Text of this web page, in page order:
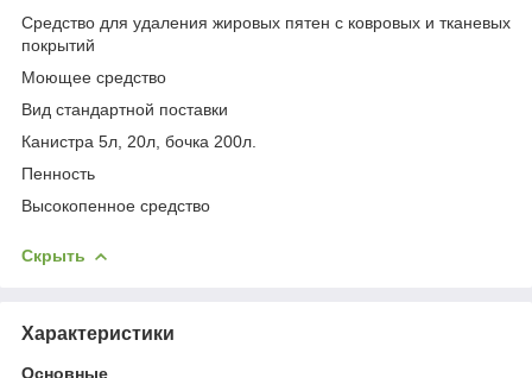
Средство для удаления жировых пятен с ковровых и тканевых
покрытий
Моющее средство
Вид стандартной поставки
Канистра 5л, 20л, бочка 200л.
Пенность
Высокопенное средство
Скрыть
Характеристики
Основные